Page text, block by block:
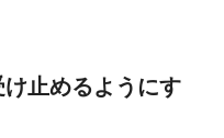
止めるようにす